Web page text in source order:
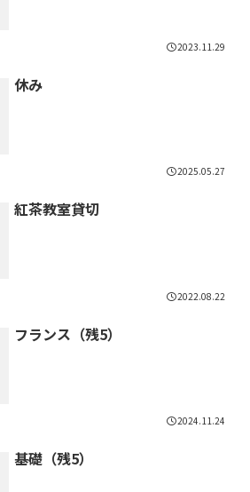
2023.11.29
休み
2025.05.27
紅茶教室貸切
2022.08.22
フランス（残5）
2024.11.24
基礎（残5）